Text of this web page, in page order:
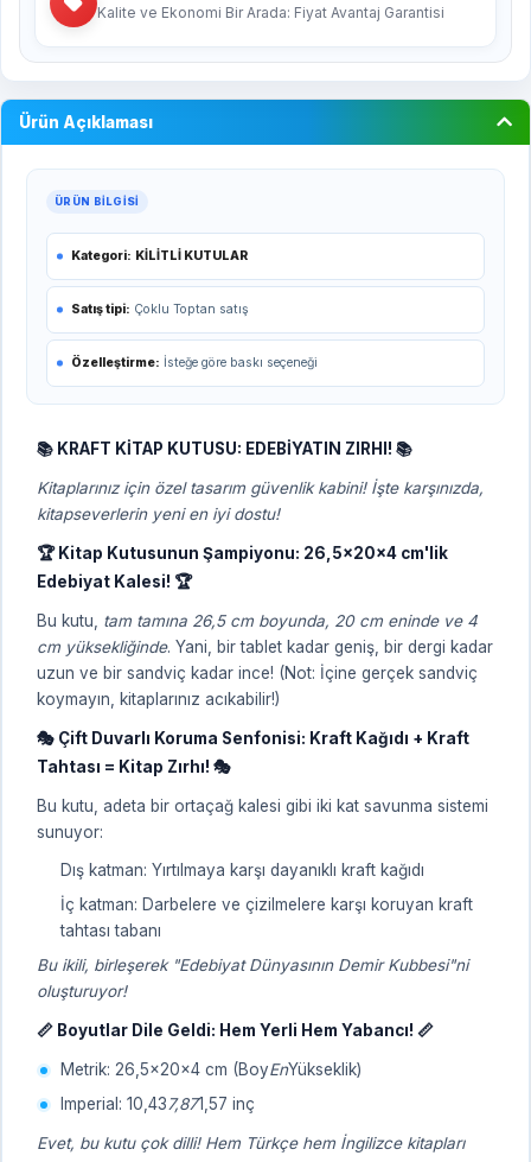
Kalite ve Ekonomi Bir Arada: Fiyat Avantaj Garantisi
Ürün Açıklaması
ÜRÜN BILGISI
Kategori: KİLİTLİ KUTULAR
Satış tipi: Çoklu Toptan satış
Özelleştirme: İsteğe göre baskı seçeneği
📚 KRAFT KİTAP KUTUSU: EDEBİYATIN ZIRHI! 📚
Kitaplarınız için özel tasarım güvenlik kabini! İşte karşınızda,
kitapseverlerin yeni en iyi dostu!
🏆 Kitap Kutusunun Şampiyonu: 26,5x20x4 cm'lik
Edebiyat Kalesi! 🏆
Bu kutu, tam tamına 26,5 cm boyunda, 20 cm eninde ve 4
cm yüksekliğinde. Yani, bir tablet kadar geniş, bir dergi kadar
uzun ve bir sandviç kadar ince! (Not: İçine gerçek sandviç
koymayın, kitaplarınız acıkabilir!)
🎭 Çift Duvarlı Koruma Senfonisi: Kraft Kağıdı + Kraft
Tahtası = Kitap Zırhı! 🎭
Bu kutu, adeta bir ortaçağ kalesi gibi iki kat savunma sistemi
sunuyor:
Dış katman: Yırtılmaya karşı dayanıklı kraft kağıdı
İç katman: Darbelere ve çizilmelere karşı koruyan kraft
tahtası tabanı
Bu ikili, birleşerek "Edebiyat Dünyasının Demir Kubbesi"ni
oluşturuyor!
📏 Boyutlar Dile Geldi: Hem Yerli Hem Yabancı! 📏
Metrik: 26,5x20x4 cm (BoyEnYükseklik)
Imperial: 10,437,871,57 inç
Evet, bu kutu çok dilli! Hem Türkçe hem İngilizce kitapları